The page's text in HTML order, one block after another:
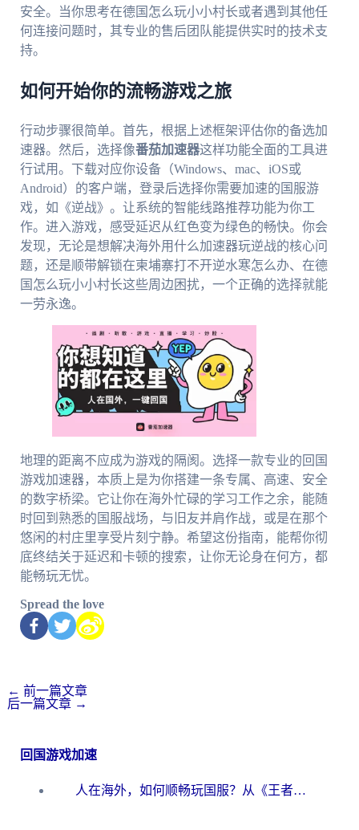
安全。当你思考在德国怎么玩小小村长或者遇到其他任
何连接问题时，其专业的售后团队能提供实时的技术支
持。
如何开始你的流畅游戏之旅
行动步骤很简单。首先，根据上述框架评估你的备选加
速器。然后，选择像番茄加速器这样功能全面的工具进
行试用。下载对应你设备（Windows、mac、iOS或
Android）的客户端，登录后选择你需要加速的国服游
戏，如《逆战》。让系统的智能线路推荐功能为你工
作。进入游戏，感受延迟从红色变为绿色的畅快。你会
发现，无论是想解决海外用什么加速器玩逆战的核心问
题，还是顺带解锁在柬埔寨打不开逆水寒怎么办、在德
国怎么玩小小村长这些周边困扰，一个正确的选择就能
一劳永逸。
地理的距离不应成为游戏的隔阂。选择一款专业的回国
游戏加速器，本质上是为你搭建一条专属、高速、安全
的数字桥梁。它让你在海外忙碌的学习工作之余，能随
时回到熟悉的国服战场，与旧友并肩作战，或是在那个
悠闲的村庄里享受片刻宁静。希望这份指南，能帮你彻
底终结关于延迟和卡顿的搜索，让你无论身在何方，都
能畅玩无忧。
Spread the love
← 前一篇文章
后一篇文章 →
回国游戏加速
人在海外，如何顺畅玩国服？从《王者荣耀》到《云图计划》的加速器终极指南